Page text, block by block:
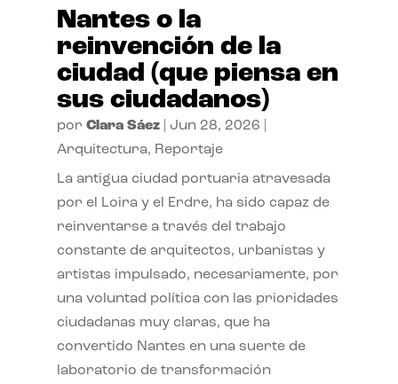
Nantes o la
reinvención de la
ciudad (que piensa en
sus ciudadanos)
por Clara Sáez| Jun 28, 2026
Arquitectura, Reportaje
La antigua ciudad portuaria atravesada
por el Loira y el Erdre, ha sido capaz de
reinventarse a través del trabajo
constante de arquitectos, urbanistas y
artistas impulsado, necesariamente, por
una voluntad política con las prioridades
ciudadanas muy claras, que ha
convertido Nantes en una suerte de
laboratorio de transformación